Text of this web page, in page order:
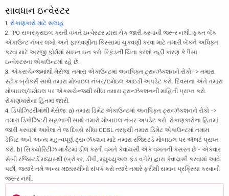
સાવધાન ઇન્વેસ્ટર
1. રોકાણકારો માટે સલાહ
2. IPO સબસ્ક્રાઇબ કરતી વખતે ઇન્વેસ્ટર દ્વારા ચેક જારી કરવાની જરૂર નથી. ફક્ત બેંક
એકાઉન્ટ નંબર લખો અને ફાળવણીના કિસ્સામાં ચુકવણી કરવા માટે તમારી બેંકને અધિકૃત
કરવા માટે અરજી ફોર્મમાં સાઇન ઇન કરો. રિફંડની ચિંતા કરશો નહીં કારણ કે પૈસા
ઇન્વેસ્ટરના એકાઉન્ટમાં રહે છે.
3. એક્સચેન્જમાંથી મેસેજ: તમારા એકાઉન્ટમાં અનધિકૃત ટ્રાન્ઝૅક્શનને રોકો -> તમારા
સ્ટૉક બ્રોકર્સ સાથે તમારા મોબાઇલ નંબર/ઇમેઇલ આઇડી અપડેટ કરો. દિવસના અંતે તમારા
મોબાઇલ/ઇમેઇલ પર એક્સચેન્જથી સીધા તમારા ટ્રાન્ઝૅક્શનની માહિતી પ્રાપ્ત કરો.
રોકાણકારોના હિતમાં જારી.
4. ડિપોઝિટરીમાંથી મેસેજ: a) તમારા ડિમેટ એકાઉન્ટમાં અનધિકૃત ટ્રાન્ઝૅક્શનને રોકો ->
તમારા ડિપોઝિટરી સહભાગી સાથે તમારો મોબાઇલ નંબર અપડેટ કરો. રોકાણકારોના હિતમાં
જારી કરવામાં આવેલા તે જ દિવસે સીધા CDSL તરફથી તમારા ડિમેટ એકાઉન્ટમાં તમામ
ડેબિટ અને અન્ય મહત્વપૂર્ણ ટ્રાન્ઝૅક્શન માટે તમારા રજિસ્ટર્ડ મોબાઇલ પર ઍલર્ટ પ્રાપ્ત
કરો. b) સિક્યોરિટીઝ માર્કેટમાં ડીલ કરતી વખતે કેવાયસી એક વખતની કસરત છે - એકવાર
સેબી રજિસ્ટર્ડ મધ્યસ્થી (બ્રોકર, ડીપી, મ્યુચ્યુઅલ ફંડ વગેરે) દ્વારા કેવાયસી કરવામાં આવે
પછી, જ્યારે તમે અન્ય મધ્યસ્થીનો સંપર્ક કરો ત્યારે તમારે ફરીથી સમાન પ્રક્રિયા કરવાની
જરૂર નથી.